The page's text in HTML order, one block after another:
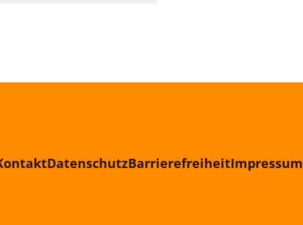
DatenschutzBarrierefreiheitImpressum